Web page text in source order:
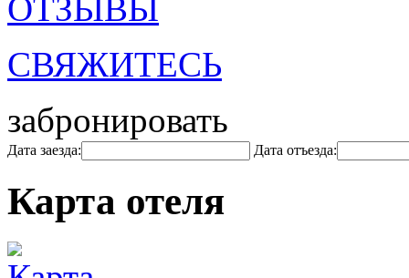
ОТЗЫВЫ
СВЯЖИТЕСЬ
забронировать
Дата заезда: Дата отъезда:
Карта отеля